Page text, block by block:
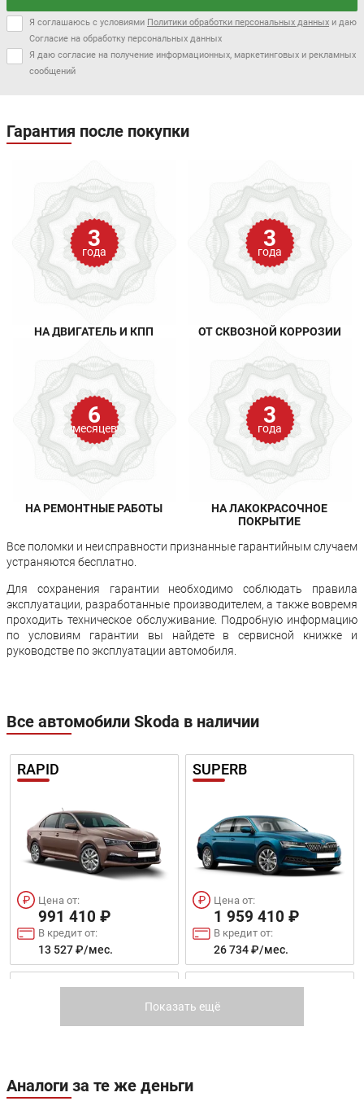
Я соглашаюсь с условиями Политики обработки персональных данных и даю
Согласие на обработку персональных данных
Я даю согласие на получение информационных, маркетинговых и рекламных
сообщений
Гарантия после покупки
3
года
НА ДВИГАТЕЛЬ И КПП
3
года
ОТ СКВОЗНОЙ КОРРОЗИИ
6
месяцев
НА РЕМОНТНЫЕ РАБОТЫ
3
года
НА ЛАКОКРАСОЧНОЕ
ПОКРЫТИЕ
Все поломки и неисправности признанные гарантийным случаем
устраняются бесплатно.
Для сохранения гарантии необходимо соблюдать правила
эксплуатации, разработанные производителем, а также вовремя
проходить техническое обслуживание. Подробную информацию
по условиям гарантии вы найдете в сервисной книжке и
руководстве по эксплуатации автомобиля.
Все автомобили Skoda в наличии
RAPID
Цена от:
991 410 ₽
В кредит от:
13 527 ₽/мес.
SUPERB
Цена от:
1 959 410 ₽
В кредит от:
26 734 ₽/мес.
KAROQ SUPERB COMBI
Показать ещё
Аналоги за те же деньги